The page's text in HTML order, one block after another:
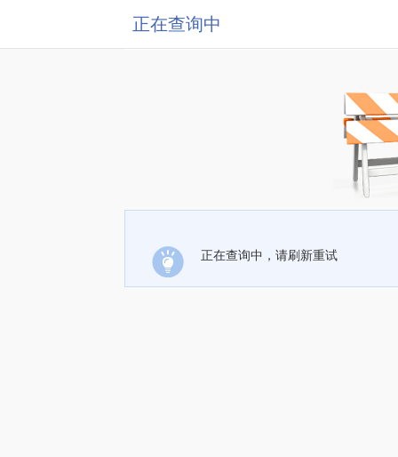
正在查询中
正在查询中，请刷新重试